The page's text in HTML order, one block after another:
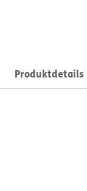
Produktdetails